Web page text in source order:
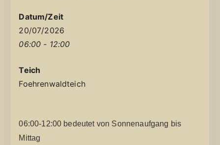
Datum/Zeit
20/07/2026
06:00 - 12:00
Teich
Foehrenwaldteich
06:00-12:00 bedeutet von Sonnenaufgang bis
Mittag